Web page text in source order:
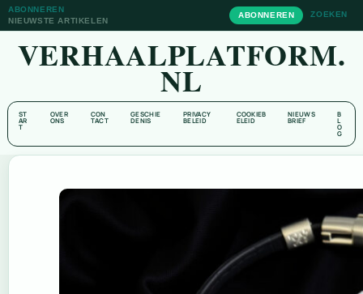
ABONNEREN
NIEUWSTE ARTIKELEN
ABONNEREN ZOEKEN
VERHAALPLATFORM.
NL
ST
AR
T
OVER
ONS
CON
TACT
GESCHIE
DENIS
PRIVACY
BELEID
COOKIEB
ELEID
NIEUWS
BRIEF
B
L
O
G